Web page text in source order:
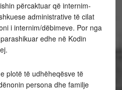
përcaktuar që internim-
administrative të cilat
i internim/dëbimeve. Por nga
edhe në Kodin
plotë të udhëheqësve të
persona dhe familje